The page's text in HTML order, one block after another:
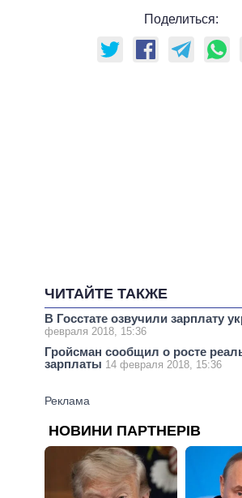
Поделиться:
ЧИТАЙТЕ ТАКЖЕ
В Госстате озвучили зарплату
февраля 2018, 15:36
Гройсман сообщил о росте
зарплаты 14 февраля 2018, 15:36